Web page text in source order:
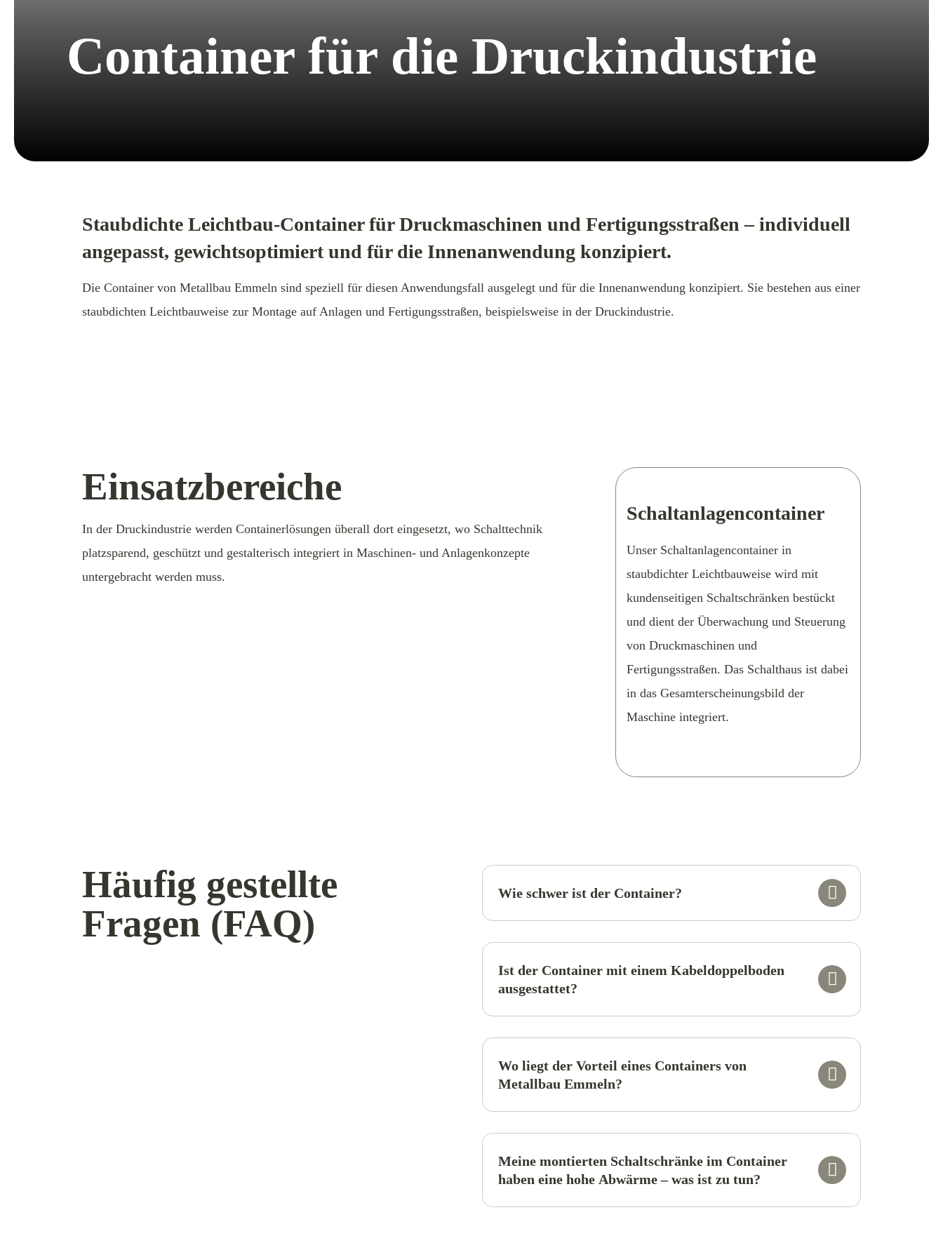
Container für die Druckindustrie
Staubdichte Leichtbau-Container für Druckmaschinen und Fertigungsstraßen – individuell
angepasst, gewichtsoptimiert und für die Innenanwendung konzipiert.
Die Container von Metallbau Emmeln sind speziell für diesen Anwendungsfall ausgelegt und für die Innenanwendung konzipiert. Sie bestehen aus einer
staubdichten Leichtbauweise zur Montage auf Anlagen und Fertigungsstraßen, beispielsweise in der Druckindustrie.
Einsatzbereiche
In der Druckindustrie werden Containerlösungen überall dort eingesetzt, wo Schalttechnik
platzsparend, geschützt und gestalterisch integriert in Maschinen- und Anlagenkonzepte
untergebracht werden muss.
Schaltanlagencontainer
Unser Schaltanlagencontainer in
staubdichter Leichtbauweise wird mit
kundenseitigen Schaltschränken bestückt
und dient der Überwachung und Steuerung
von Druckmaschinen und
Fertigungsstraßen. Das Schalthaus ist dabei
in das Gesamterscheinungsbild der
Maschine integriert.
Häufig gestellte
Fragen (FAQ)
Wie schwer ist der Container?
Ist der Container mit einem Kabeldoppelboden
ausgestattet?
Wo liegt der Vorteil eines Containers von
Metallbau Emmeln?
Meine montierten Schaltschränke im Container
haben eine hohe Abwärme – was ist zu tun?